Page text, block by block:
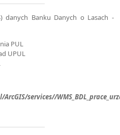
danych Banku Danych o Lasach -
PUL
UPUL
services//